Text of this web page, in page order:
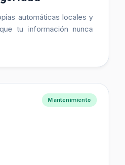
automáticas locales y
tu información nunca
Mantenimiento